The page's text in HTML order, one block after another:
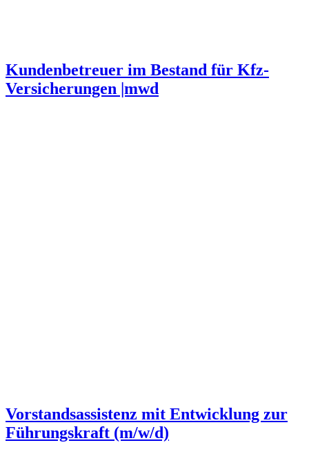
Kundenbetreuer im Bestand für Kfz-
Versicherungen |mwd
Vorstandsassistenz mit Entwicklung zur
Führungskraft (m/w/d)